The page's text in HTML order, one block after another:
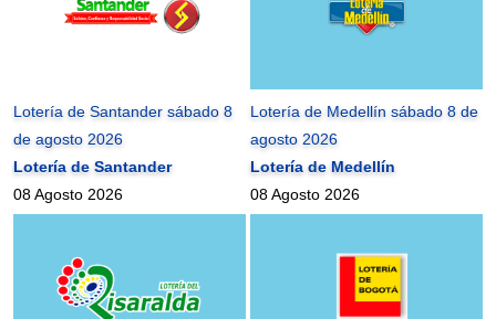
Lotería de Santander sábado 8
de agosto 2026
Lotería de Santander
08 Agosto 2026
Lotería de Medellín sábado 8 de
agosto 2026
Lotería de Medellín
08 Agosto 2026